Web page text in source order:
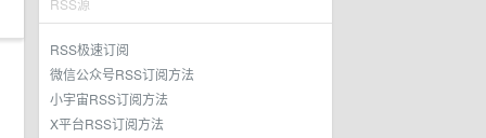
RSS源
RSS极速订阅
微信公众号RSS订阅方法
小宇宙RSS订阅方法
X平台RSS订阅方法